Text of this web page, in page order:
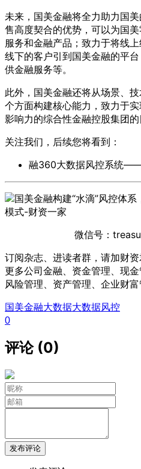
未来，国美金融将全力助力国
售高度契合的优势，可以为国
服务和金融产品；致力于将线
线下的客户引到国美金融的平
供金融服务等。
此外，国美金融还将从场景、
个方面构建核心能力，致力于
影响力的综合性金融控股集团的
关注我们，后续您将看到：
融360大数据风控系统
微信号：
订阅杂志、进读者群，请加财
更多公司金融、资金管理、现金
风险管理、资产管理、企业财富
国美金融大数据大数据风控
0
评论 (0)
发布评论